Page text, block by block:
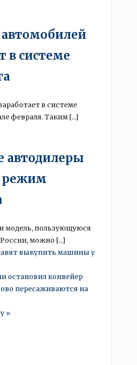
в системе
в системе
февраля. Таким [...]
автодилеры
режим
модель, пользующуюся
можно [...]
выкупить машины у
остановил конвейер
пересаживаются на
»